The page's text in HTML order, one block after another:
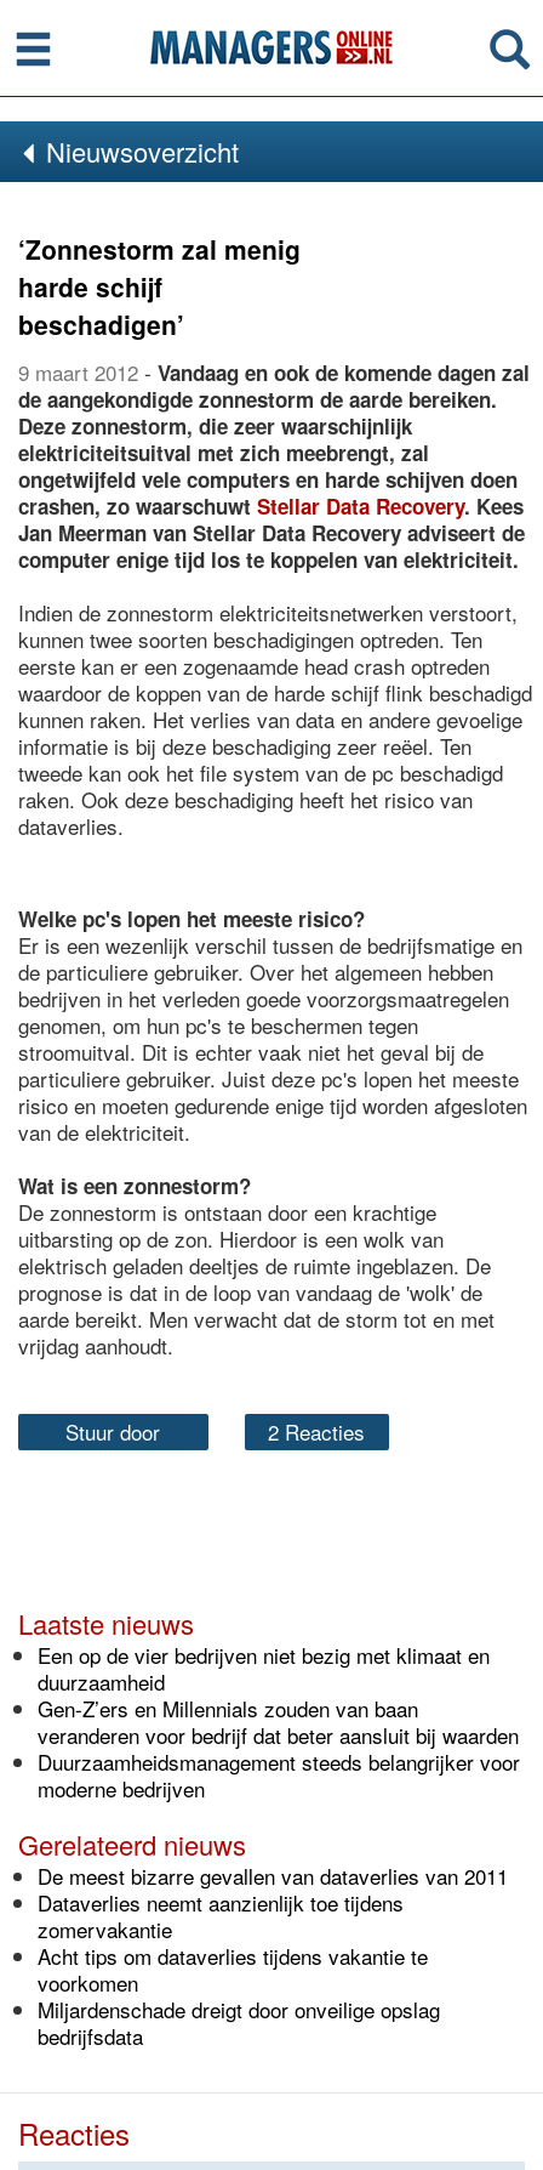
Menu
Nieuwsoverzicht
‘Zonnestorm zal menig
harde schijf
beschadigen’
9 maart 2012 - Vandaag en ook de komende dagen zal
de aangekondigde zonnestorm de aarde bereiken.
Deze zonnestorm, die zeer waarschijnlijk
elektriciteitsuitval met zich meebrengt, zal
ongetwijfeld vele computers en harde schijven doen
crashen, zo waarschuwt Stellar Data Recovery. Kees
Jan Meerman van Stellar Data Recovery adviseert de
computer enige tijd los te koppelen van elektriciteit.
Indien de zonnestorm elektriciteitsnetwerken verstoort,
kunnen twee soorten beschadigingen optreden. Ten
eerste kan er een zogenaamde head crash optreden
waardoor de koppen van de harde schijf flink beschadigd
kunnen raken. Het verlies van data en andere gevoelige
informatie is bij deze beschadiging zeer reëel. Ten
tweede kan ook het file system van de pc beschadigd
raken. Ook deze beschadiging heeft het risico van
dataverlies.
Welke pc's lopen het meeste risico?
Er is een wezenlijk verschil tussen de bedrijfsmatige en
de particuliere gebruiker. Over het algemeen hebben
bedrijven in het verleden goede voorzorgsmaatregelen
genomen, om hun pc's te beschermen tegen
stroomuitval. Dit is echter vaak niet het geval bij de
particuliere gebruiker. Juist deze pc's lopen het meeste
risico en moeten gedurende enige tijd worden afgesloten
van de elektriciteit.
Wat is een zonnestorm?
De zonnestorm is ontstaan door een krachtige
uitbarsting op de zon. Hierdoor is een wolk van
elektrisch geladen deeltjes de ruimte ingeblazen. De
prognose is dat in de loop van vandaag de 'wolk' de
aarde bereikt. Men verwacht dat de storm tot en met
vrijdag aanhoudt.
Stuur door 2 Reacties
Laatste nieuws
Een op de vier bedrijven niet bezig met klimaat en
duurzaamheid
Gen-Z’ers en Millennials zouden van baan
veranderen voor bedrijf dat beter aansluit bij waarden
Duurzaamheidsmanagement steeds belangrijker voor
moderne bedrijven
Gerelateerd nieuws
De meest bizarre gevallen van dataverlies van 2011
Dataverlies neemt aanzienlijk toe tijdens
zomervakantie
Acht tips om dataverlies tijdens vakantie te
voorkomen
Miljardenschade dreigt door onveilige opslag
bedrijfsdata
Reacties